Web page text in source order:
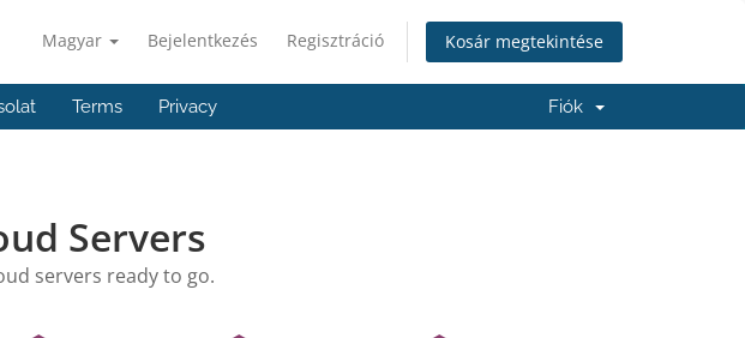
Magyar Bejelentkezés Regisztráció Kosár megtekintése
Terms Privacy Fiók
Servers
servers ready to go.